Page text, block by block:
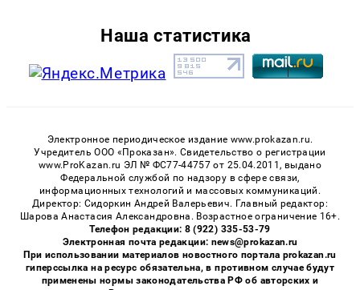
Наша статистика
Электронное периодическое издание www.prokazan.ru.
Учредитель ООО «Проказан». Cвидетельство о регистрации
www.ProKazan.ru ЭЛ № ФС77-44757 от 25.04.2011, выдано
Федеральной службой по надзору в сфере связи,
информационных технологий и массовых коммуникаций.
Директор: Сидоркин Андрей Валерьевич. Главный редактор:
Шарова Анастасия Александровна. Возрастное ограничение 16+.
Телефон редакции: 8 (922) 335-53-79
Электронная почта редакции: news@prokazan.ru
При использовании материалов новостного портала prokazan.ru
гиперссылка на ресурс обязательна, в противном случае будут
применены нормы законодательства РФ об авторских и